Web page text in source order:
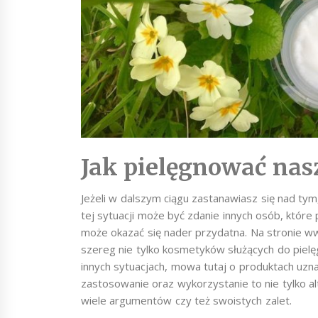
Jak pielęgnować
Jeżeli w dalszym ciągu zastanawiasz się nad
tej sytuacji może być zdanie innych osób,
może okazać się nader przydatna. Na stronie
szereg nie tylko kosmetyków służących do
innych sytuacjach, mowa tutaj o produktach
zastosowanie oraz wykorzystanie to nie tylko
wiele argumentów czy też swoistych zalet.